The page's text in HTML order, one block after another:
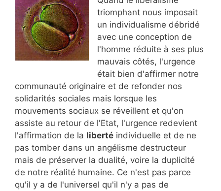
triomphant nous imposait
un individualisme débridé
avec une conception de
l'homme réduite à ses plus
mauvais côtés, l'urgence
était bien d'affirmer notre
communauté originaire et de refonder nos
solidarités sociales mais lorsque les
mouvements sociaux se réveillent et qu'on
assiste au retour de l'Etat, l'urgence redevient
l'affirmation de la liberté individuelle et de ne
pas tomber dans un angélisme destructeur
mais de préserver la dualité, voire la duplicité
de notre réalité humaine. Ce n'est pas parce
qu'il y a de l'universel qu'il n'y a pas de